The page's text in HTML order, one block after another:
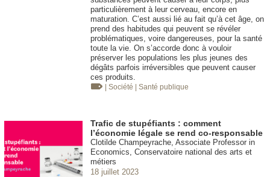
particulièrement à leur cerveau, encore en
maturation. C’est aussi lié au fait qu’à cet âge, on
prend des habitudes qui peuvent se révéler
problématiques, voire dangereuses, pour la santé
toute la vie. On s’accorde donc à vouloir
préserver les populations les plus jeunes des
dégâts parfois irréversibles que peuvent causer
ces produits.
| Société | Santé publique
Trafic de stupéfiants : comment
l’économie légale se rend co-responsable
Clotilde Champeyrache, Associate Professor in
Economics, Conservatoire national des arts et
métiers
18 juillet 2023